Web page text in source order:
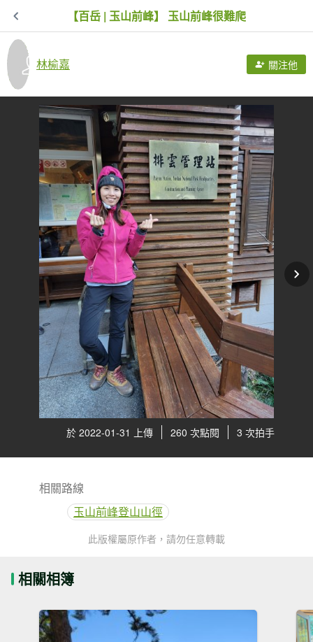
【百岳 | 玉山前峰】 玉山前峰很難爬
林榆嘉 關注他
於 2022-01-31 上傳 260 次點閱 3 次拍手
相關路線
玉山前峰登山山徑
此版權屬原作者，請勿任意轉載
相關相簿